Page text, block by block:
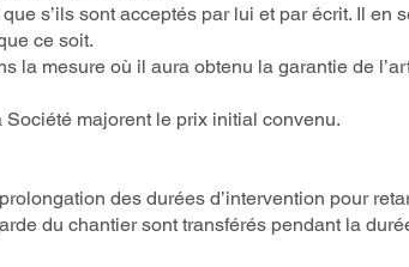
s’ils sont acceptés par lui et par écrit. Il en
ce soit.
la mesure où il aura obtenu la garantie de
majorent le prix initial convenu.
des durées d’intervention pour
du chantier sont transférés pendant la